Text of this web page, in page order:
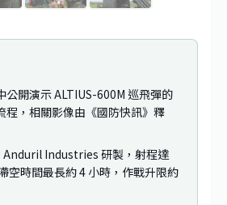
公開演示 ALTIUS-600M 巡飛彈的
程，相關影像由《國防快訊》釋
Anduril Industries 研製，射程達
空時間最長約 4 小時，作戰升限約